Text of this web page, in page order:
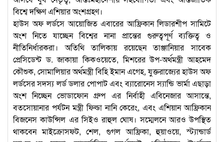
বিশ্বে দক্ষিণ এশিয়ার অংশগ্রহণ।
হাউস অফ লর্ডসে আয়োজিত এবারের আফ্রিকান লিডারশীপ সামিটে
অংশ নিতে যাচ্ছেন বিশ্বের নানা প্রান্তের গুরুত্বপূর্ণ ব্যক্তিত্ব ও
নীতিনির্ধারকরা। অতিথি তালিকায় রয়েছেন তাঞ্জানিয়ার সাবেক
প্রেসিডেন্ট ড. জাকায়া কিকওয়েতে, মিশরের উপ-অর্থমন্ত্রী আহমেদ
কৌশুক, সোমালিয়ার অর্থমন্ত্রী বিহি ইমান এগেহ, যুক্তরাজ্যের হাউস অফ
লর্ডসের সদস্য লর্ড ডলার পোপাট এবং ব্যারোনেস স্যান্ডি ভার্মা এছাড়া
অংশ নিচ্ছেন ভোডাফোন গ্রুপ এর নির্বাহী এবিনেজার আসান্তে,
বতসোয়ানার পর্যটন মন্ত্রী ফিল্ডা নানি কেরেং, এবং এশিয়ান আফ্রিকান
বিজনেস কাউন্সিল এর সিইও রাহুল ঘোষ। সম্মেলনে আরও উপস্থিত
থাকবেন মাইক্রোসফট, শেল, গুগল আফ্রিকা, হুয়াওয়ে, স্ট্যান্ডার্ড